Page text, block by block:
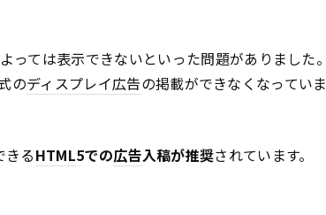
っては表示できないといった問題がありました。
のディスプレイ広告の掲載ができなくなっていま
きるHTML5での広告入稿が推奨されています。